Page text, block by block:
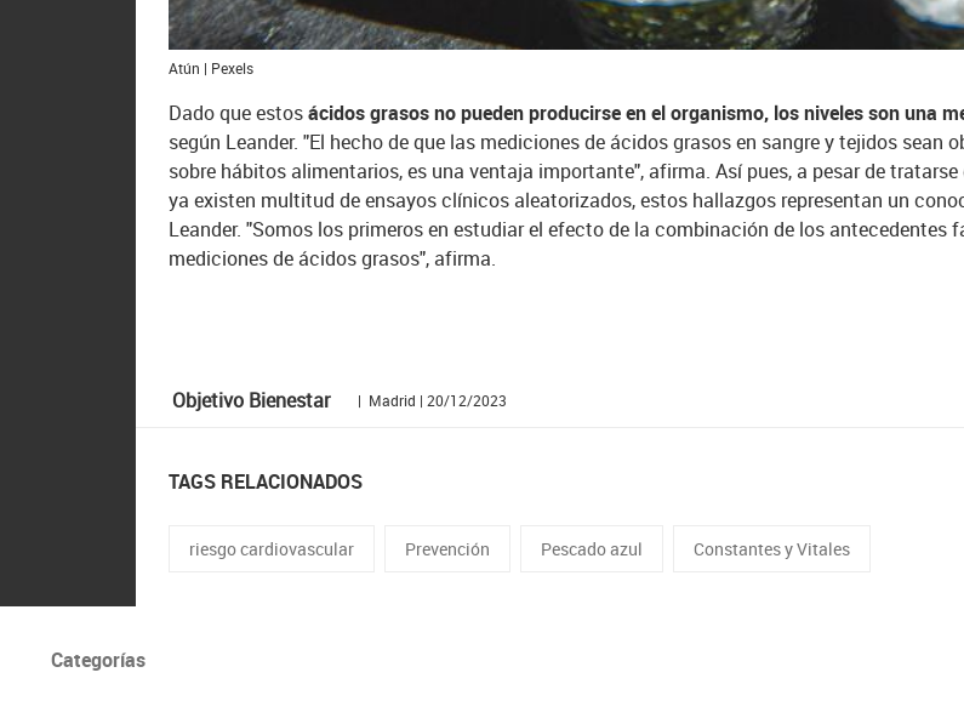
Atún | Pexels
Dado que estosácidos grasos no pueden producirse en el organismo, los niveles son una
según Leander. "El hecho de que las mediciones de ácidos grasos en sangre y tejidos
sobre hábitos alimentarios, es una ventaja importante", afirma. Así pues, a pesar de
ya existen multitud de ensayos clínicos aleatorizados, estos hallazgos representan un
Leander. "Somos los primeros en estudiar el efecto de la combinación de los
mediciones de ácidos grasos", afirma.
Objetivo Bienestar | Madrid | 20/12/2023
TAGS RELACIONADOS
riesgo cardiovascular Prevención Pescado azul Constantes y Vitales
Categorías